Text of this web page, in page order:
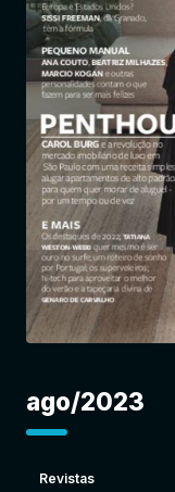
ago/2023
Revistas